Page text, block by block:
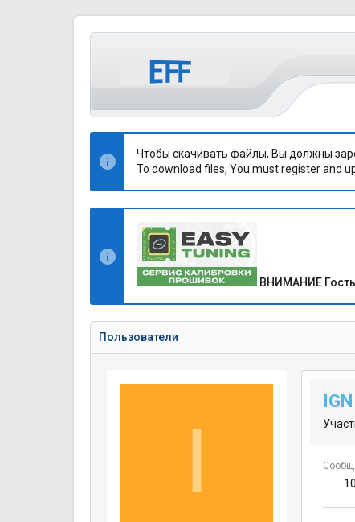
Чтобы скачивать файлы, Вы должны
To download files, You must register and
ВНИМАНИЕ
Пользователи
I
IGN
10